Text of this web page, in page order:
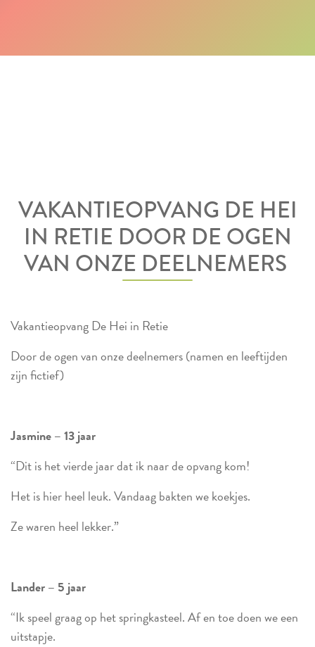
VAKANTIEOPVANG DE HEI
IN RETIE DOOR DE OGEN
VAN ONZE DEELNEMERS
Vakantieopvang De Hei in Retie
Door de ogen van onze deelnemers (namen en leeftijden
zijn fictief)
Jasmine – 13 jaar
“Dit is het vierde jaar dat ik naar de opvang kom!
Het is hier heel leuk. Vandaag bakten we koekjes.
Ze waren heel lekker.”
Lander – 5 jaar
“Ik speel graag op het springkasteel. Af en toe doen we een
uitstapje.